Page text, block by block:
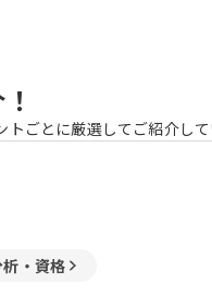
ごとに厳選してご紹介し
析・資格